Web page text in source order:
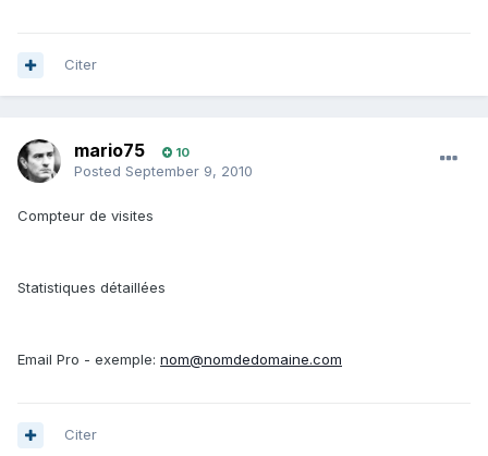
Citer
mario75 10
Posted September 9, 2010
Compteur de visites
Statistiques détaillées
Email Pro - exemple: nom@nomdedomaine.com
Citer